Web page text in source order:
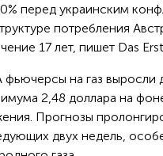
перед украинским
потребления
17 лет, пишет Das
на газ выросли
2,48 доллара на
Прогнозы
двух недель,